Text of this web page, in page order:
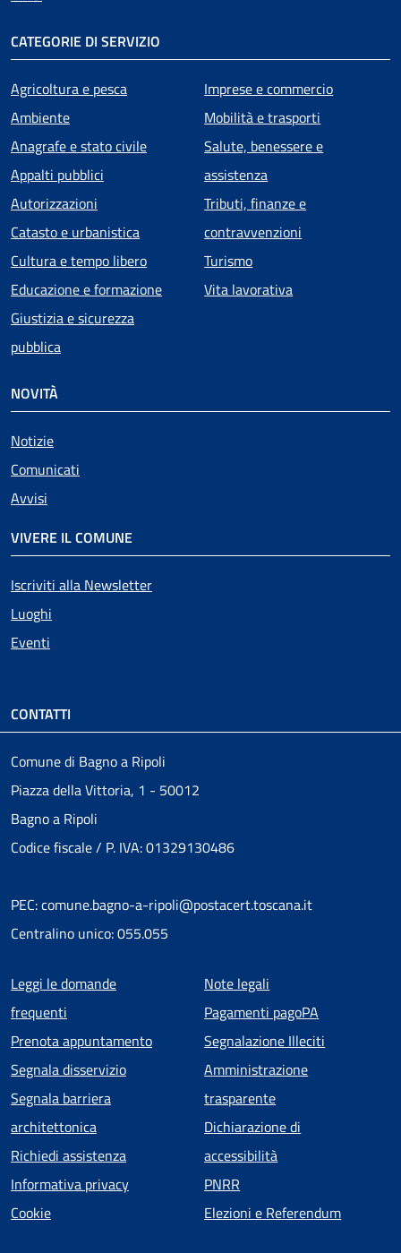
CATEGORIE DI SERVIZIO
Agricoltura e pesca
Ambiente
Anagrafe e stato civile
Appalti pubblici
Autorizzazioni
Catasto e urbanistica
Cultura e tempo libero
Educazione e formazione
Giustizia e sicurezza
pubblica
Imprese e commercio
Mobilità e trasporti
Salute, benessere e
assistenza
Tributi, finanze e
contravvenzioni
Turismo
Vita lavorativa
NOVITÀ
Notizie
Comunicati
Avvisi
VIVERE IL COMUNE
Iscriviti alla Newsletter
Luoghi
Eventi
CONTATTI
Comune di Bagno a Ripoli
Piazza della Vittoria, 1 - 50012
Bagno a Ripoli
Codice fiscale / P. IVA: 01329130486
PEC: comune.bagno-a-ripoli@postacert.toscana.it
Centralino unico: 055.055
Menu piè di pagina
Leggi le domande
frequenti
Prenota appuntamento
Segnala disservizio
Segnala barriera
architettonica
Richiedi assistenza
Informativa privacy
Cookie
Note legali
Pagamenti pagoPA
Segnalazione Illeciti
Amministrazione
trasparente
Dichiarazione di
accessibilità
PNRR
Elezioni e Referendum